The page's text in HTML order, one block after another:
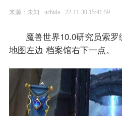
来源：未知 uchida 22-11-30 15:41:59
魔兽世界10.0​研究员索
地图左边 档案馆右下一点。